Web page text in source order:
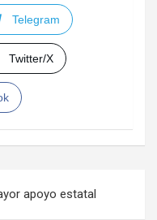
Telegram
Twitter/X
apoyo estatal